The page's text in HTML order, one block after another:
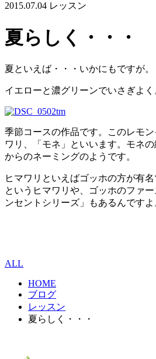
2015.07.04 レッスン
夏らしく・・・
夏といえば・・・いかにもですが。
イエローと濃グリーンでいさぎよく
季節コースの作品です。このレモ
ワリ、「モネ」といいます。モネ
からのネーミングのようです。
ヒマワリといえばゴッホの方が有名
というヒマワリや、ゴッホのファ
ンセントシリーズ」もあるんですよ
ALL
HOME
ブログ
レッスン
夏らしく・・・